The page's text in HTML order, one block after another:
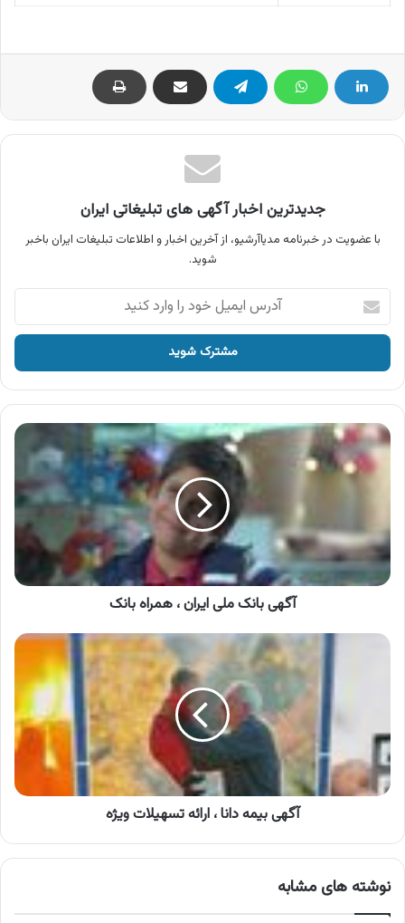
جدیدترین اخبار آگهی های تبلیغاتی ایران
با عضویت در خبرنامه مدیاآرشیو، از آخرین اخبار و اطلاعات تبلیغات ایران باخبر
شوید.
آدرس
ایمیل
خود
وارد
کنید
آگهی
بانک
ملی
همراه
بانک
آگهی بانک ملی ایران ، همراه بانک
آگهی
تسهیلات
ویژه
آگهی بیمه دانا ، ارائه تسهیلات ویژه
نوشته های مشابه